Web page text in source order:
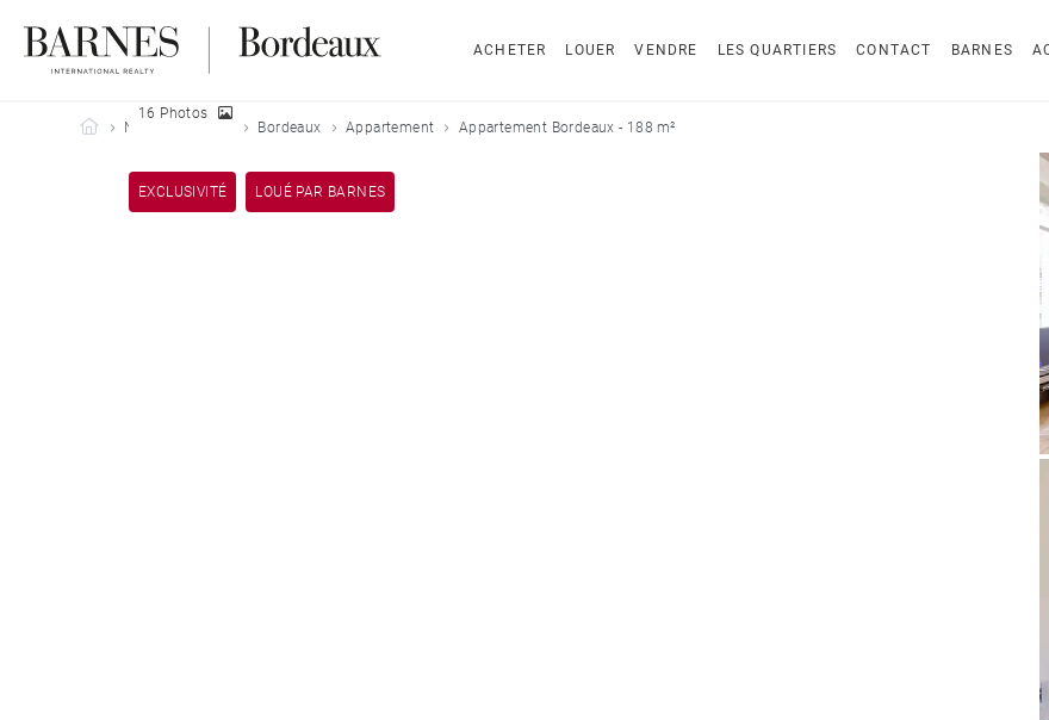
ACHETER LOUER VENDRE LES QUARTIERS CONTACT BARNES
Barnes Bordeaux
Nos biens loués Bordeaux Appartement Appartement Bordeaux - 188 m²
EXCLUSIVITÉ LOUÉ PAR BARNES
16 Photos